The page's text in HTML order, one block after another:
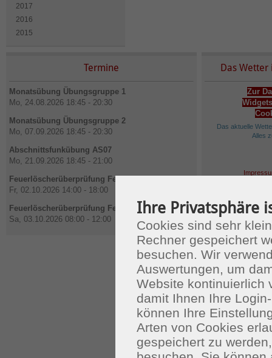
2017
2016
2015
Termine
Monatsübung Übungsgruppe 1
Mo, 24.08.2026 18:45 - 20:30
Monatsübung Übungsgruppe 2
Mo, 07.09.2026 18:45 - 20:30
Abschnittsfunkübung AS07
Mo, 21.09.2026 18:45 - 21:00
Feuerlöscherüberprüfung Feuerwehrhaus
Fr, 02.10.2026 14:00 - 18:00
Feuerlöscherüberprüfung Feuerwehrhaus
Sa, 03.10.2026 08:00 - 12:00
Das Wetter
Zur
Das aktuelle
Alles
Ihre Privatsphäre
Cookies sind sehr
Rechner gespeichert
besuchen. Wir
Auswertungen, um
Website kontinuierlich
damit Ihnen Ihre
können Ihre
Arten von Cookies
gespeichert zu